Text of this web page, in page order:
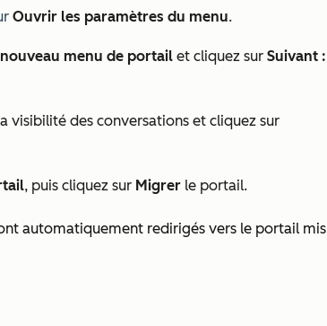
Ouvrir les paramètres du menu.
nouveau menu de portail et cliquez sur Suivant :
visibilité des conversations et cliquez sur
, puis cliquez sur Migrer le portail.
automatiquement redirigés vers le portail mis